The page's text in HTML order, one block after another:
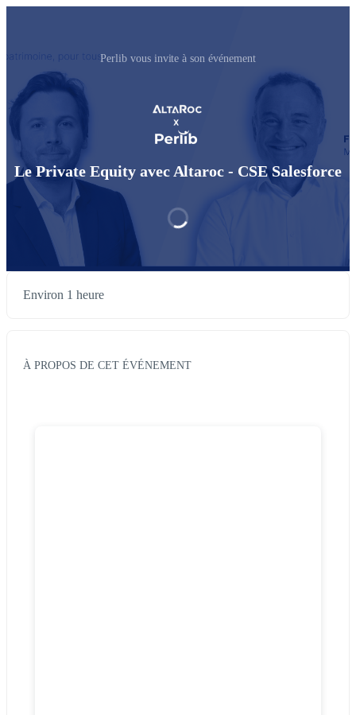
Perlib vous invite à son événement
Le Private Equity avec Altaroc - CSE Salesforce
Environ 1 heure
À PROPOS DE CET ÉVÉNEMENT